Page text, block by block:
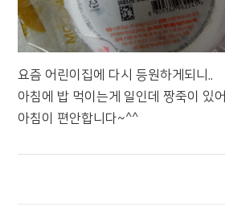
요즘 어린이집에 다시 등원하게되니..
아침에 밥 먹이는게 일인데 짱죽이 있어
아침이 편안합니다~^^